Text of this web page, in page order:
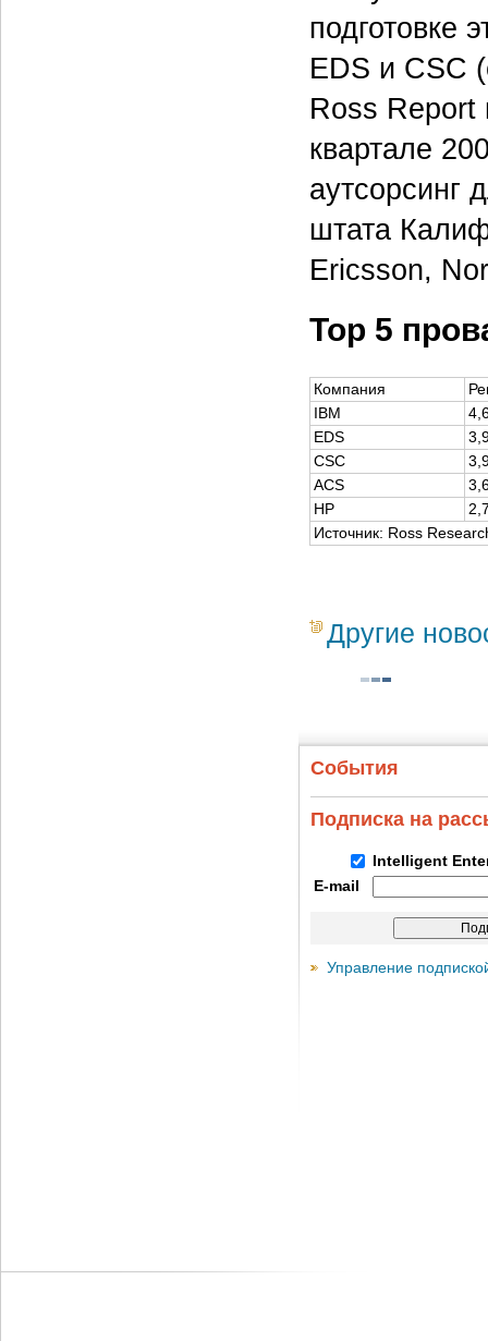
подготовке
EDS и CSC
Ross Report
квартале
аутсорсинг
штата
Ericsson,
Тор 5
Компания
IBM
EDS
CSC
ACS
HP
Источник: Ross
Другие
События
Подписка на
Intelligent
E-mail
Управление